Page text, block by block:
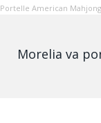
Portelle American Mahjong